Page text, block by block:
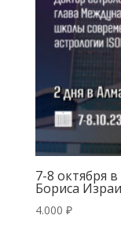
7-8 октября
Бориса
4.000 ₽